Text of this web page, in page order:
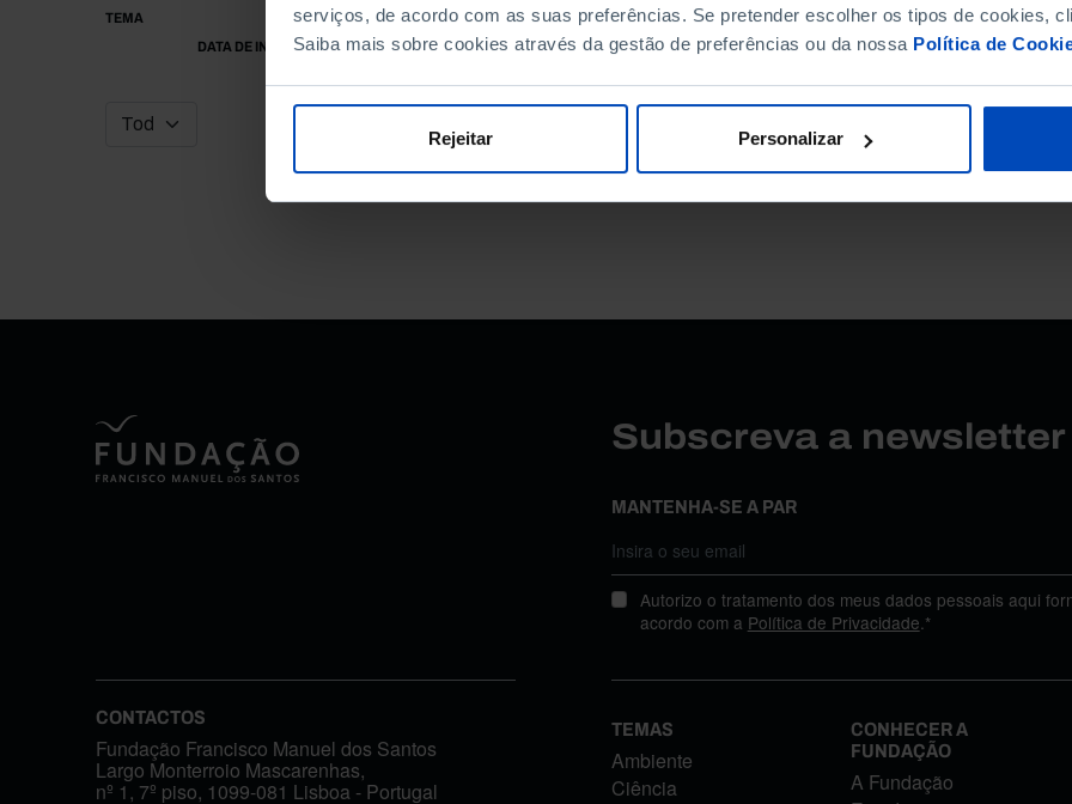
serviços, de acordo com as suas preferências. Se pretender escolher os tipos de cookies,
Saiba mais sobre cookies através da gestão de preferências ou da nossa Política de
Rejeitar Personalizar
TEMA
DATA DE INÍCIO
DATA DE FIM
Subscreva a
MANTENHA-SE A PAR
Autorizo o tratamento dos meus dados pessoais aqui
acordo com a Política de Privacidade.*
CONTACTOS
Fundação Francisco Manuel dos Santos
Largo Monterroio Mascarenhas,
nº 1, 7º piso, 1099-081 Lisboa - Portugal
TEMAS
Ambiente
Ciência
CONHECER A
FUNDAÇÃO
A Fundação